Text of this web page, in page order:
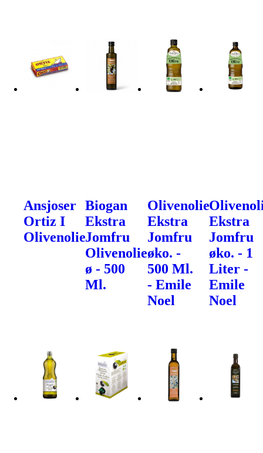
Ansjoser
Ortiz I
Olivenolie
Biogan
Ekstra
Jomfru
Olivenolie
ø - 500
Ml.
Olivenolie
Ekstra
Jomfru
øko. -
500 Ml.
- Emile
Noel
Ekstra
Jomfru
øko. - 1
Liter -
Emile
Noel